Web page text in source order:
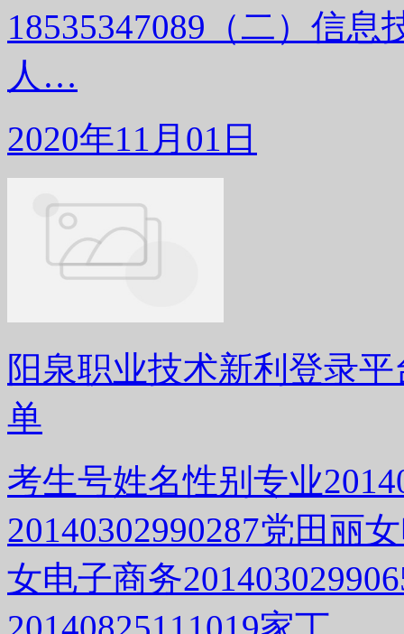
18535347089（二）信
人…
2020年11月01日
阳泉职业技术新利登录
单
考生号姓名性别专业
20140302990287党田丽
女电子商务